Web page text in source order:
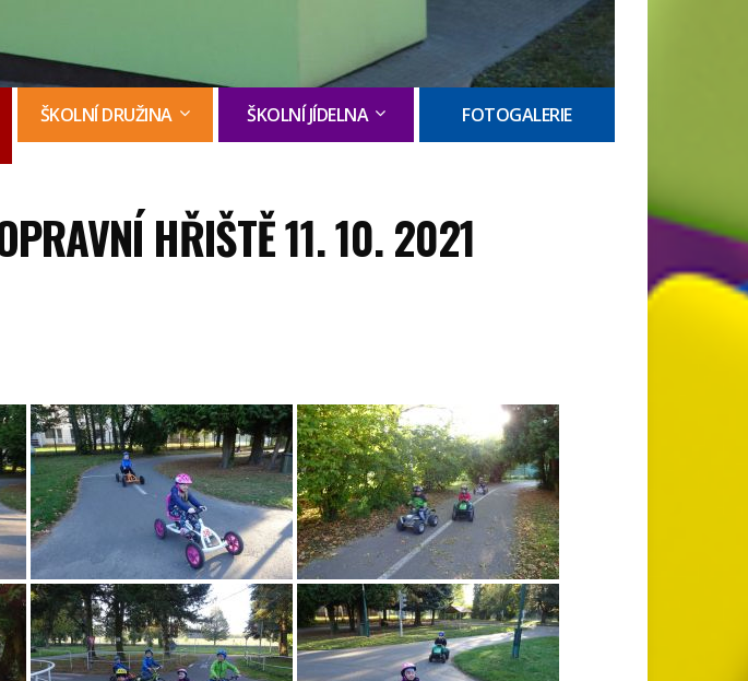
ŠKOLNÍ DRUŽINA ŠKOLNÍ JÍDELNA FOTOGALERIE
HŘIŠTĚ 11. 10. 2021